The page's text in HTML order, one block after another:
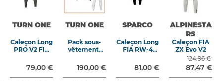
TURN ONE
Caleçon Long
PRO V2 FIA
79,00 €
TURN ONE
Pack sous-
vêtements
Pro V2
190,00 €
SPARCO
Caleçon Long
FIA RW-4
81,00 €
ALPINESTA
RS
Caleçon FIA
ZX Evo V2
124,96 €
87,47 €